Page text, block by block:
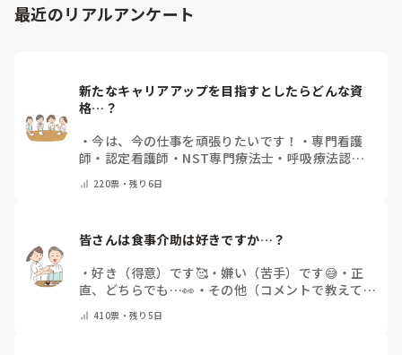
最近のリアルアンケート
新たなキャリアアップを目指すとしたらどんな資
格…？
・今は、今の仕事を頑張りたいです！ ・専門看護
師 ・ 認定看護師 ・ NST専門療法士 ・ 呼吸療法認定
内視鏡技師・その他(コメントで教えて下さい)
220票・残り6日
皆さんは食事介助は好きですか…？
・好き（得意）です🥰・嫌い（苦手）です😅 ・ 正
直、どちらでも…👀 ・ その他（コメントで教えてく
410票・残り5日